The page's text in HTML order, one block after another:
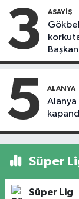
3 ASAYIŞ
5 ALANYA
Alanya
Süper
Süper Lig